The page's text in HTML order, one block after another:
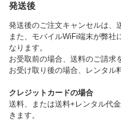
発送後
発送後のご注文キャンセルは、
また、モバイルWiFi端末が弊社
なります。
お受取前の場合、送料のご請求
お受け取り後の場合、レンタル
クレジットカードの場合
送料、または送料+レンタル代
きます。